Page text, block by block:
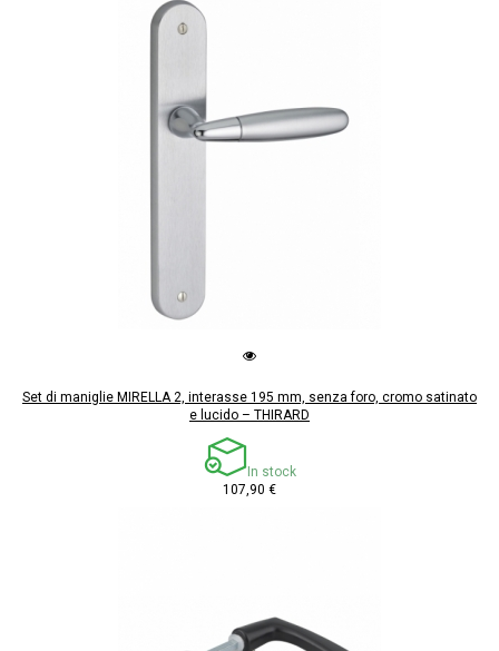
Set di maniglie MIRELLA 2, interasse 195 mm, senza foro, cromo satinato
e lucido – THIRARD
In stock
107,90 €